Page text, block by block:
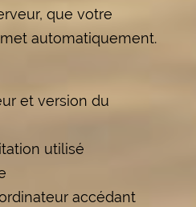
que votre
automatiquement.
et version du
utilisé
accédant